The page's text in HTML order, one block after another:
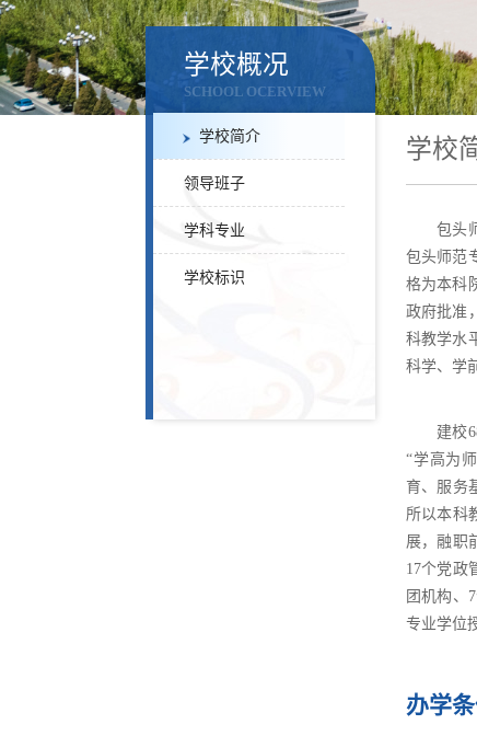
学校概况
SCHOOL OCERVIEW
学校简介
领导班子
学科专业
学校标识
学校
包头
包头师范
格为本科
政府批准
科教学水
科学、学
建校
“学高为
育、服务
所以本科
展，融职
17个党政
团机构、
专业学位
办学